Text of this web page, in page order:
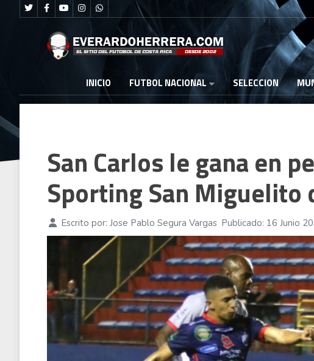
INICIO FUTBOL NACIONAL SELECCION
San Carlos le gana en
Sporting San Miguelito
Escrito por: Jose Pablo Segura Vargas Publicado: 16 Junio